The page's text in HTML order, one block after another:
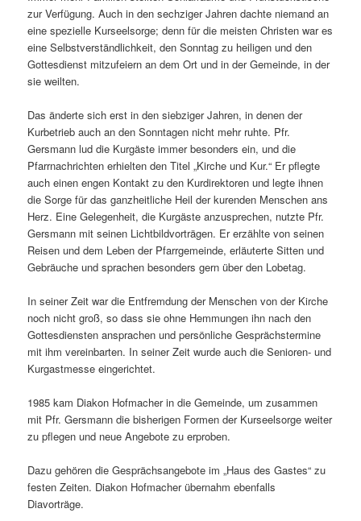
zur Verfügung. Auch in den sechziger Jahren dachte niemand an
eine spezielle Kurseelsorge; denn für die meisten Christen war es
eine Selbstverständlichkeit, den Sonntag zu heiligen und den
Gottesdienst mitzufeiern an dem Ort und in der Gemeinde, in der
sie weilten.
Das änderte sich erst in den siebziger Jahren, in denen der
Kurbetrieb auch an den Sonntagen nicht mehr ruhte. Pfr.
Gersmann lud die Kurgäste immer besonders ein, und die
Pfarrnachrichten erhielten den Titel „Kirche und Kur.“ Er pflegte
auch einen engen Kontakt zu den Kurdirektoren und legte ihnen
die Sorge für das ganzheitliche Heil der kurenden Menschen ans
Herz. Eine Gelegenheit, die Kurgäste anzusprechen, nutzte Pfr.
Gersmann mit seinen Lichtbildvorträgen. Er erzählte von seinen
Reisen und dem Leben der Pfarrgemeinde, erläuterte Sitten und
Gebräuche und sprachen besonders gern über den Lobetag.
In seiner Zeit war die Entfremdung der Menschen von der Kirche
noch nicht groß, so dass sie ohne Hemmungen ihn nach den
Gottesdiensten ansprachen und persönliche Gesprächstermine
mit ihm vereinbarten. In seiner Zeit wurde auch die Senioren- und
Kurgastmesse eingerichtet.
1985 kam Diakon Hofmacher in die Gemeinde, um zusammen
mit Pfr. Gersmann die bisherigen Formen der Kurseelsorge weiter
zu pflegen und neue Angebote zu erproben.
Dazu gehören die Gesprächsangebote im „Haus des Gastes“ zu
festen Zeiten. Diakon Hofmacher übernahm ebenfalls
Diavorträge.